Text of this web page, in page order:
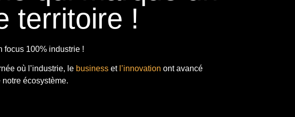
territoire !
focus 100% industrie !
où l’industrie, le businesset l’innovation ont avancé
écosystème.